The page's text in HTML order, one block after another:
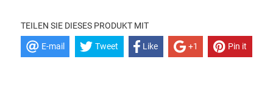
TEILEN SIE DIESES PRODUKT MIT
E-mail Tweet Like +1 Pin it